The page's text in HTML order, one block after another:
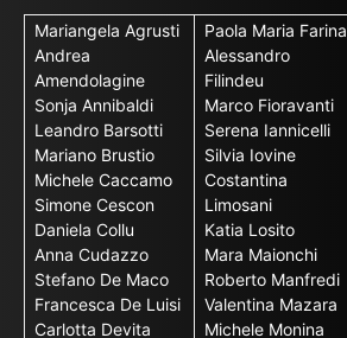
Mariangela Agrusti
Andrea
Amendolagine
Sonja Annibaldi
Leandro Barsotti
Mariano Brustio
Michele Caccamo
Simone Cescon
Daniela Collu
Anna Cudazzo
Stefano De Maco
Francesca De Luisi
Carlotta Devita
Paola Maria Farina
Alessandro
Filindeu
Marco Fioravanti
Serena Iannicelli
Silvia Iovine
Costantina
Limosani
Katia Losito
Mara Maionchi
Roberto Manfredi
Valentina Mazara
Michele Monina